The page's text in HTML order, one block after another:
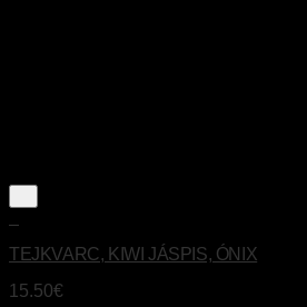
TEJKVARC, KIWI JÁSPIS, ÓNIX
15.50€